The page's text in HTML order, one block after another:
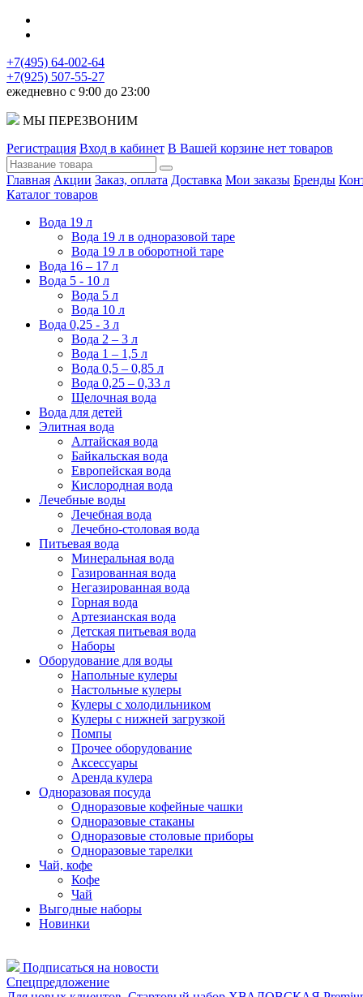
+7(495) 64-002-64
+7(925) 507-55-27
ежедневно с 9:00 до 23:00
МЫ ПЕРЕЗВОНИМ
Регистрация Вход в кабинет В Вашей корзине нет товаров
Главная Акции Заказ, оплата Доставка Мои заказы Бренды
Каталог товаров
Вода 19 л
Вода 19 л в одноразовой таре
Вода 19 л в оборотной таре
Вода 16 – 17 л
Вода 5 - 10 л
Вода 5 л
Вода 10 л
Вода 0,25 - 3 л
Вода 2 – 3 л
Вода 1 – 1,5 л
Вода 0,5 – 0,85 л
Вода 0,25 – 0,33 л
Щелочная вода
Вода для детей
Элитная вода
Алтайская вода
Байкальская вода
Европейская вода
Кислородная вода
Лечебные воды
Лечебная вода
Лечебно-столовая вода
Питьевая вода
Минеральная вода
Газированная вода
Негазированная вода
Горная вода
Артезианская вода
Детская питьевая вода
Наборы
Оборудование для воды
Напольные кулеры
Настольные кулеры
Кулеры с холодильником
Кулеры с нижней загрузкой
Помпы
Прочее оборудование
Аксессуары
Аренда кулера
Одноразовая посуда
Одноразовые кофейные чашки
Одноразовые стаканы
Одноразовые столовые приборы
Одноразовые тарелки
Чай, кофе
Кофе
Чай
Выгодные наборы
Новинки
Подписаться на новости
Спецпредложение